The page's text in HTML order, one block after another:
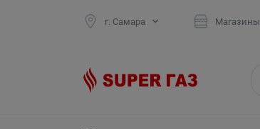
г. Самара Магазины